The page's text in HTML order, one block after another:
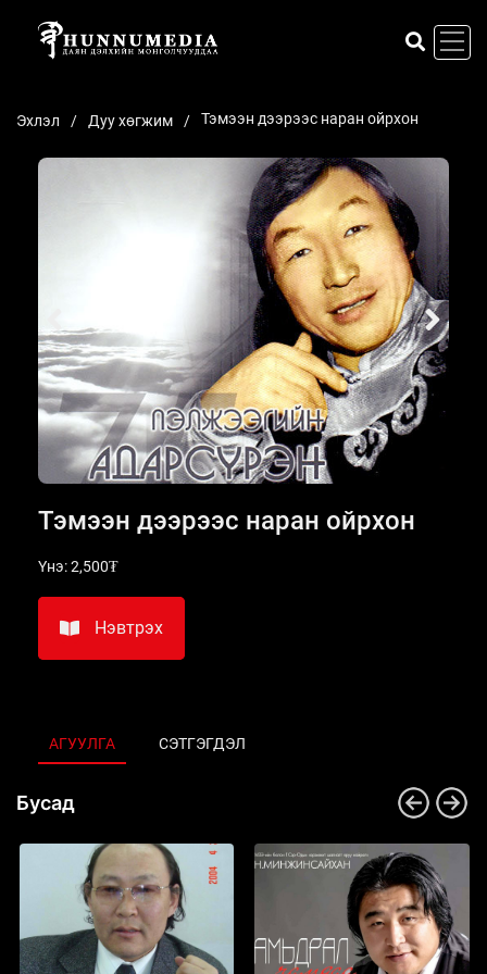
Эхлэл Дуу хөгжим Тэмээн дээрээс наран ойрхон
Тэмээн дээрээс наран ойрхон
Үнэ:2,500₮
Нэвтрэх
АГУУЛГА СЭТГЭГДЭЛ
Бусад